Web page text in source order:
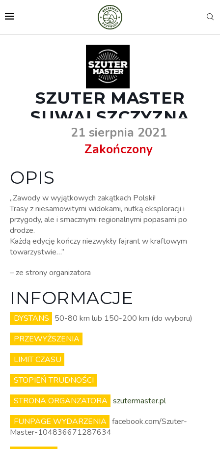
SZUTER MASTER
SUWALSZCZYZNA
21 sierpnia 2021
Zakończony
OPIS
„Zawody w wyjątkowych zakątkach Polski!
Trasy z niesamowitymi widokami, nutką eksploracji i
przygody, ale i smacznymi regionalnymi popasami po
drodze.
Każdą edycję kończy niezwykły fajrant w kraftowym
towarzystwie…”
– ze strony organizatora
INFORMACJE
DYSTANS 50-80 km lub 150-200 km (do wyboru)
PRZEWYŻSZENIA
LIMIT CZASU
STOPIEŃ TRUDNOŚCI
STRONA ORGANZATORA szutermaster.pl
FUNPAGE WYDARZENIA facebook.com/Szuter-
Master-104836671287634